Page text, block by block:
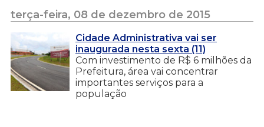
terça-feira, 08 de dezembro de 2015
Cidade Administrativa vai ser
inaugurada nesta sexta (11)
Com investimento de R$ 6 milhões da
Prefeitura, área vai concentrar
importantes serviços para a
população